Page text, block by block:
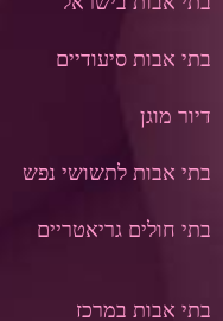
בתי אבות סיעודיים
דיור מוגן
בתי אבות לתשושי נפש
בתי חולים גריאטריים
בתי אבות במרכז